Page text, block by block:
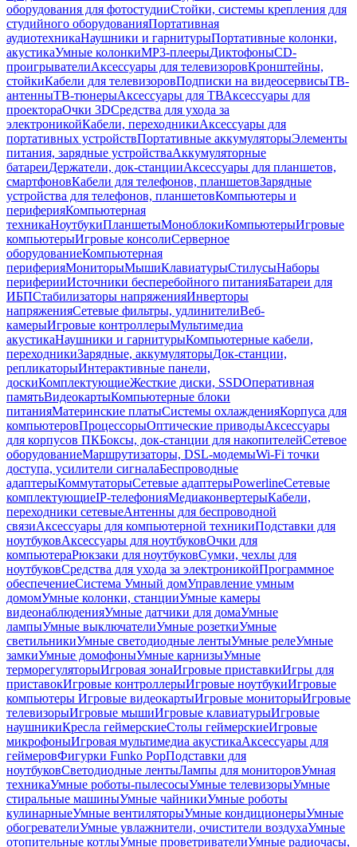
оборудования для фотостудииСтойки, системы крепления для
студийного оборудованияПортативная
аудиотехникаНаушники и гарнитурыПортативные колонки,
акустикаУмные колонкиMP3-плеерыДиктофоныCD-
проигрывателиАксессуары для телевизоровКронштейны,
стойкиКабели для телевизоровПодписки на видеосервисыТВ-
антенныТВ-тюнерыАксессуары для ТВАксессуары для
проектораОчки 3DСредства для ухода за
электроникойКабели, переходникиАксессуары для
портативных устройствПортативные аккумуляторыЭлементы
питания, зарядные устройстваАккумуляторные
батареиДержатели, док-станцииАксессуары для планшетов,
смартфоновКабели для телефонов, планшетовЗарядные
устройства для телефонов, планшетовКомпьютеры и
периферияКомпьютерная
техникаНоутбукиПланшетыМоноблокиКомпьютерыИгровые
компьютерыИгровые консолиСерверное
оборудованиеКомпьютерная
периферияМониторыМышиКлавиатурыСтилусыНаборы
периферииИсточники бесперебойного питанияБатареи для
ИБПСтабилизаторы напряженияИнверторы
напряженияСетевые фильтры, удлинителиВеб-
камерыИгровые контроллерыМультимедиа
акустикаНаушники и гарнитурыКомпьютерные кабели,
переходникиЗарядные, аккумуляторыДок-станции,
репликаторыИнтерактивные панели,
доскиКомплектующиеЖесткие диски, SSDОперативная
памятьВидеокартыКомпьютерные блоки
питанияМатеринские платыСистемы охлажденияКорпуса для
компьютеровПроцессорыОптические приводыАксессуары
для корпусов ПКБоксы, док-станции для накопителейСетевое
оборудованиеМаршрутизаторы, DSL-модемыWi-Fi точки
доступа, усилители сигналаБеспроводные
адаптерыКоммутаторыСетевые адаптерыPowerlineСетевые
комплектующиеIP-телефонияМедиаконвертерыКабели,
переходники сетевыеАнтенны для беспроводной
связиАксессуары для компьютерной техникиПодставки для
ноутбуковАксессуары для ноутбуковОчки для
компьютераРюкзаки для ноутбуковСумки, чехлы для
ноутбуковСредства для ухода за электроникойПрограммное
обеспечениеСистема Умный домУправление умным
домомУмные колонки, станцииУмные камеры
видеонаблюденияУмные датчики для домаУмные
лампыУмные выключателиУмные розеткиУмные
светильникиУмные светодиодные лентыУмные релеУмные
замкиУмные домофоныУмные карнизыУмные
терморегуляторыИгровая зонаИгровые приставкиИгры для
приставокИгровые контроллерыИгровые ноутбукиИгровые
компьютеры Игровые видеокартыИгровые мониторыИгровые
телевизорыИгровые мышиИгровые клавиатурыИгровые
наушникиКресла геймерскиеСтолы геймерскиеИгровые
микрофоныИгровая мультимедиа акустикаАксессуары для
геймеровФигурки Funko PopПодставки для
ноутбуковСветодиодные лентыЛампы для мониторовУмная
техникаУмные роботы-пылесосыУмные телевизорыУмные
стиральные машиныУмные чайникиУмные роботы
кулинарныеУмные вентиляторыУмные кондиционерыУмные
обогревателиУмные увлажнители, очистители воздухаУмные
отопительные котлыУмные проветривателиУмные радиочасы,